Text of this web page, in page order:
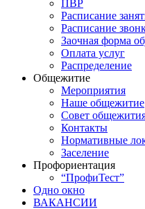
ПВР
Расписание
Расписание
Заочная форма
Оплата услуг
Распределение
Общежитие
Мероприятия
Наше общежитие
Совет
Контакты
Нормативные
Заселение
Профориентация
“ПрофиТест”
Одно окно
ВАКАНСИИ